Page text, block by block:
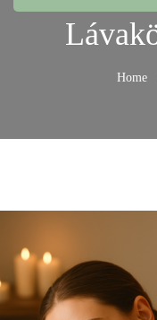
Home